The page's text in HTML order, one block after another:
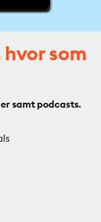
som
samt podcasts.